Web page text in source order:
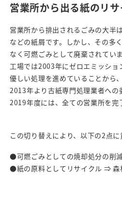
営業所から出る紙のリ
営業所から排出されるごみの大半
などの紙屑です。しかし、その多
なく可燃ごみとして廃棄されていま
工場では2003年にゼロエミッショ
優しい処理を進めていることから
2013年より古紙専門処理業者への
2019年度には、全ての営業所を完
この切り替えにより、以下の2点に
●可燃ごみとしての焼却処分の削
●紙の原料としてリサイクル ⇒ 森